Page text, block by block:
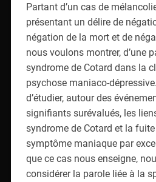
Partant d’un cas de
présentant un délire de
négation de la mort et de
nous voulons montrer, d’une
syndrome de Cotard dans la
psychose maniaco-
d’étudier, autour des
signifiants surévalués, les
syndrome de Cotard et la fuite
symptôme maniaque par
que ce cas nous enseigne,
considérer la parole liée à la